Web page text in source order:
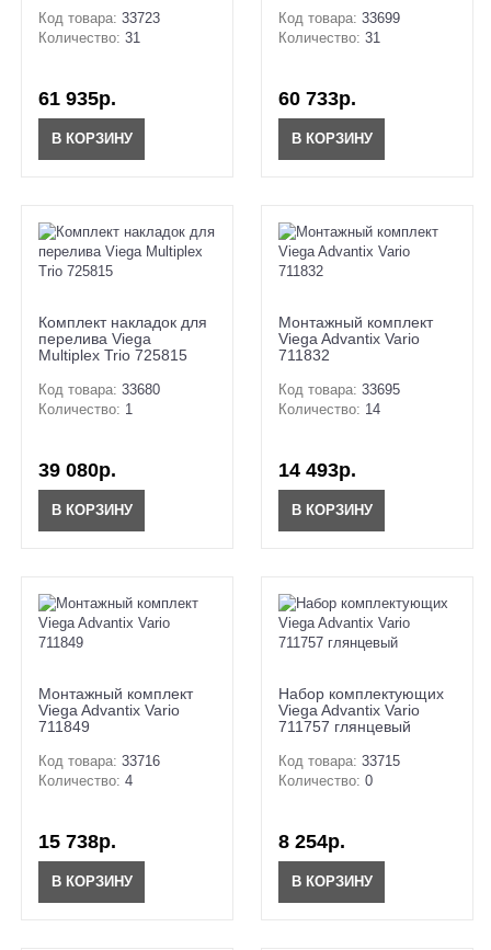
Код товара: 33723
Количество: 31
61 935р.
В КОРЗИНУ
Код товара: 33699
Количество: 31
60 733р.
В КОРЗИНУ
Комплект накладок для
перелива Viega
Multiplex Trio 725815
Код товара: 33680
Количество: 1
39 080р.
В КОРЗИНУ
Монтажный комплект
Viega Advantix Vario
711832
Код товара: 33695
Количество: 14
14 493р.
В КОРЗИНУ
Монтажный комплект
Viega Advantix Vario
711849
Код товара: 33716
Количество: 4
15 738р.
В КОРЗИНУ
Набор комплектующих
Viega Advantix Vario
711757 глянцевый
Код товара: 33715
Количество: 0
8 254р.
В КОРЗИНУ